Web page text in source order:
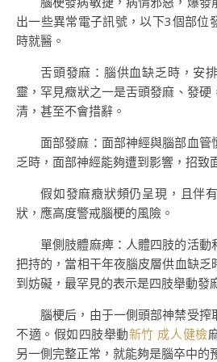
出一些異常電子訊號，以下3個部位
時就醫。
舌頭發麻：腦供血缺乏時，安
靈，罕見癥狀之一是舌頭發麻、發
清，甚至不會措辭。
面部發麻：面部神經與腦部血管
乏時，面部神經能夠遭到影響，招致
假如發麻癥狀頻仍呈現，且伴
狀，應高度警戒腦梗的風險。
單側肢體麻痺：人體四肢的活動
把持的，當相干年夜腦皮層供血缺乏
到妨礙，最罕見的表示是四肢舉動發
腦梗后，由于一側頭部神禁受
不適。假如四肢舉動新竹 成人健檢
另一側完整正常，就能夠是腦卒中的